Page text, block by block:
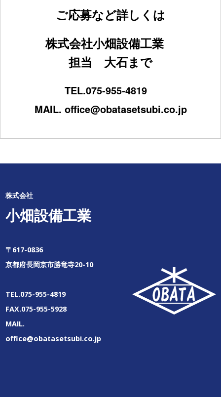
ご応募など詳しくは
株式会社小畑設備工業
担当 大石まで
TEL.075-955-4819
MAIL. office@obatasetsubi.co.jp
株式会社
小畑設備工業
〒617-0836
京都府長岡京市勝竜寺20-10
TEL.075-955-4819
FAX.075-955-5928
MAIL.
office@obatasetsubi.co.jp